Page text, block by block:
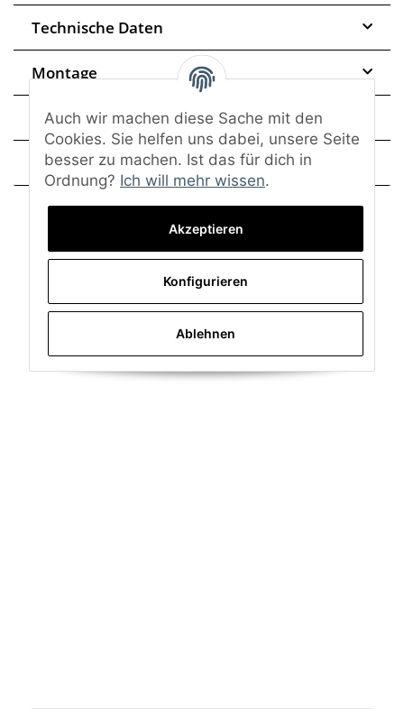
Technische Daten
Montage
Trusted Shops - Bewertungen
Frage zum Artikel
Auch wir machen diese Sache mit den
Cookies. Sie helfen uns dabei, unsere Seite
besser zu machen. Ist das für dich in
Ordnung? Ich will mehr wissen.
Akzeptieren
Konfigurieren
Ablehnen